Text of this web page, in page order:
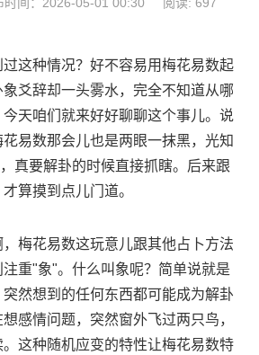
这种情况？好不容易用梅花易数起
爻辞却一头雾水，完全不知道从哪
天咱们就来好好聊聊这个事儿。说
易数那会儿也是两眼一抹黑，光知
真要解卦的时候直接抓瞎。后来跟
算摸到点儿门道。
梅花易数这玩意儿跟其他占卜方法
重"象"。什么叫象呢？简单说就是
然想到的任何东西都可能成为解卦
感情问题，突然窗外飞过两只鸟，
这种随机应变的特性让梅花易数特